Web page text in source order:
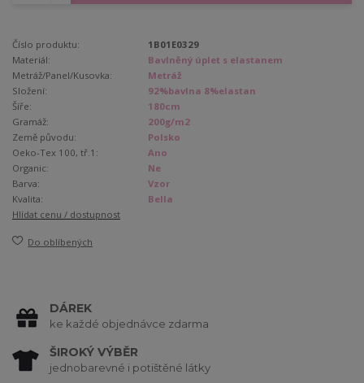
Číslo produktu:
1B01E0329
Materiál:
Bavlněný úplet s elastanem
Metráž/Panel/Kusovka:
Metráž
Složení:
92%bavlna 8%elastan
Šíře:
180cm
Gramáž:
200g/m2
Země původu:
Polsko
Oeko-Tex 100, tř.1:
Ano
Organic:
Ne
Barva:
Vzor
Kvalita:
Bella
Hlídat cenu / dostupnost
Do oblíbených
DÁREK
ke každé objednávce zdarma
ŠIROKÝ VÝBĚR
jednobarevné i potištěné látky